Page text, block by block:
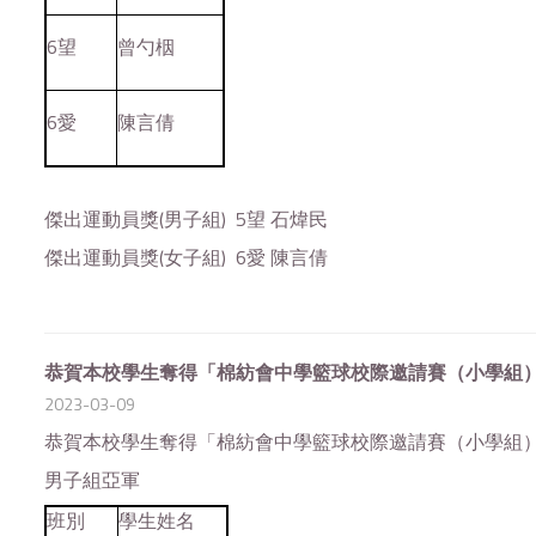
6望 曾勺栶
6愛 陳言倩
傑出運動員獎(男子組) 5望 石煒民
傑出運動員獎(女子組) 6愛 陳言倩
恭賀本校學生奪得「棉紡會中學籃球校際邀請賽（小學組
2023-03-09
恭賀本校學生奪得「棉紡會中學籃球校際邀請賽（小學組
男子組亞軍
班別
學生姓名